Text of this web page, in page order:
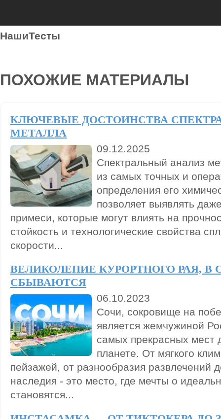
НашиТесты
ПОХОЖИЕ МАТЕРИАЛЫ
КЛЮЧЕВЫЕ ДОСТОИНСТВА
МЕТАЛЛА
09.12.2025
Спектральный анализ
из самых точных и
определения его
позволяет выявлять
примеси, которые могут влиять на
стойкость и технологические свойства
скорости...
ВЕЛИКОЛЕПИЕ КУРОРТНОГО РАЯ,
СБЫВАЮТСЯ
06.10.2023
Сочи, сокровище на
является жемчужиной
самых прекрасных мест
планете. От мягкого
пейзажей, от разнообразия развлечений
наследия - это место, где мечты о
становятся...